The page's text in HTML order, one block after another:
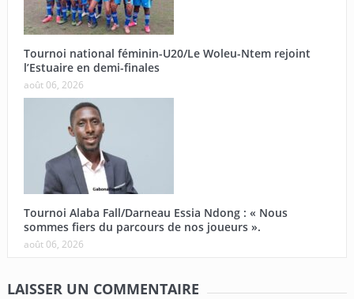
Tournoi national féminin-U20/Le Woleu-Ntem rejoint
l’Estuaire en demi-finales
août 06, 2026
Tournoi Alaba Fall/Darneau Essia Ndong : « Nous
sommes fiers du parcours de nos joueurs ».
août 06, 2026
LAISSER UN COMMENTAIRE